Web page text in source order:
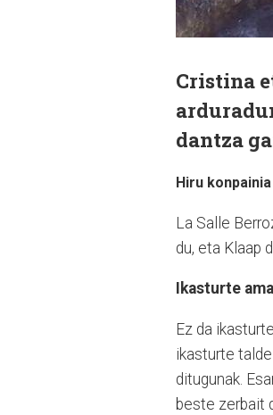
Cristina
dantza
Hiru
La Salle
du, eta Klaap
Ikasturte
Ez da
ikasturte
ditugunak.
beste zerbait